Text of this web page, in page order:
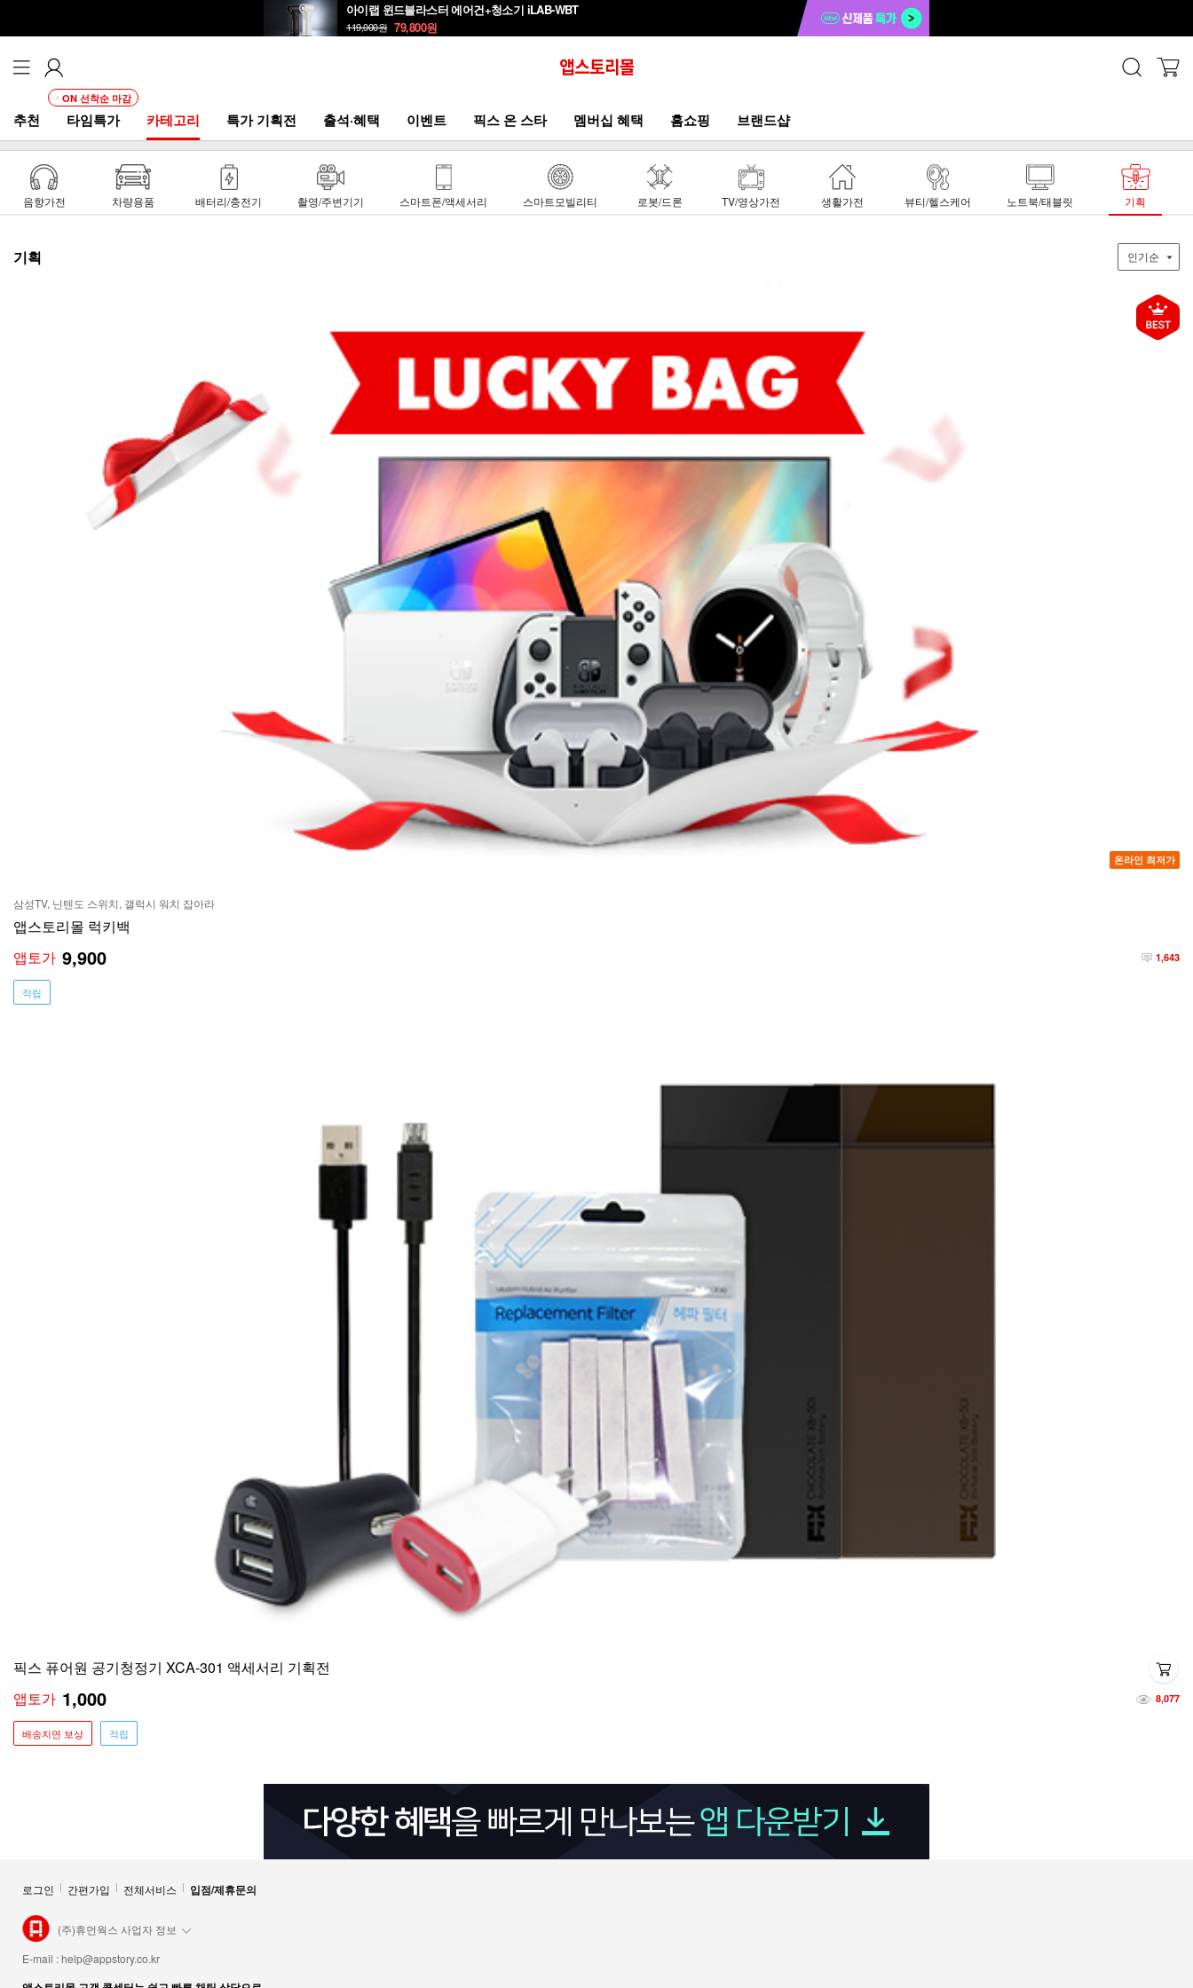
아이랩 윈드블라스터 에어건+청소기 iLAB-WBT
119,000원 79,800원
추천
ON 선착순 마감
타임특가 카테고리 특가 기획전 출석·혜택 이벤트 픽스 온 스타 멤버십 혜택 홈쇼핑 브랜드샵
음향가전 차량용품 배터리/충전기 촬영/주변기기 스마트폰/액세서리 스마트모빌리티 로봇/드론 TV/영상가전 생활가전 뷰티/헬스케어 노트북/태블릿 기획
기획
온라인 최저가
삼성TV, 닌텐도 스위치, 갤럭시 워치 잡아라
앱스토리몰 럭키백
1,643
앱토가 9,900
적립
픽스 퓨어원 공기청정기 XCA-301 액세서리 기획전
8,077
앱토가 1,000
배송지연 보상 적립
로그인 간편가입 전체서비스 입점/제휴문의
(주)휴먼웍스 사업자 정보
E-mail :help@appstory.co.kr